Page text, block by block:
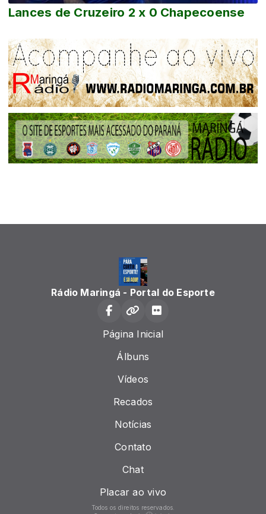
Lances de Cruzeiro 2 x 0 Chapecoense
Rádio Maringá - Portal do Esporte
Página Inicial
Álbuns
Vídeos
Recados
Notícias
Contato
Chat
Placar ao vivo
Todos os direitos reservados.